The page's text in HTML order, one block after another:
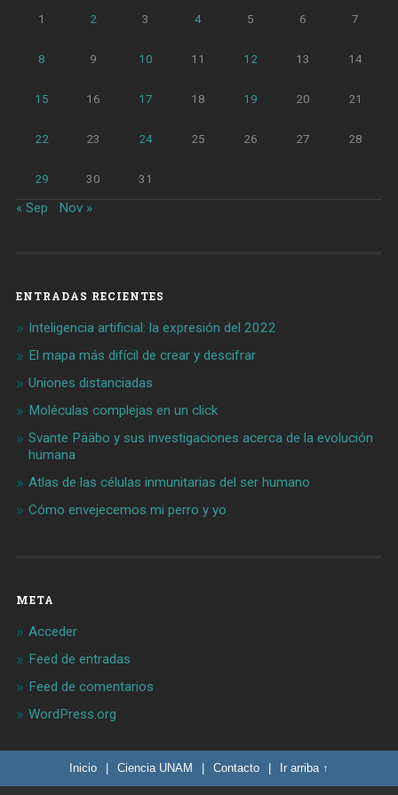
1 2 3 4 5 6 7
8 9 10 11 12 13 14
15 16 17 18 19 20 21
22 23 24 25 26 27 28
29 30 31
« Sep Nov »
ENTRADAS RECIENTES
Inteligencia artificial: la expresión del 2022
El mapa más difícil de crear y descifrar
Uniones distanciadas
Moléculas complejas en un click
Svante Pääbo y sus investigaciones acerca de la evolución
humana
Atlas de las células inmunitarias del ser humano
Cómo envejecemos mi perro y yo
META
Acceder
Feed de entradas
Feed de comentarios
WordPress.org
Inicio Ciencia UNAM Contacto Ir arriba ↑